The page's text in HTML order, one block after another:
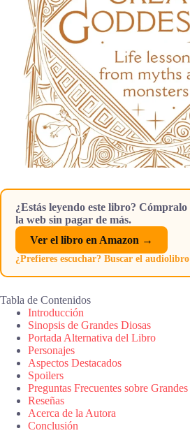
¿Estás leyendo este libro?
la web sin pagar de más.
Ver el libro en Amazon →
¿Prefieres escuchar? Buscar el
Tabla de Contenidos
Introducción
Sinopsis de Grandes Diosas
Portada Alternativa del Libro
Personajes
Aspectos Destacados
Spoilers
Preguntas Frecuentes sobre
Reseñas
Acerca de la Autora
Conclusión